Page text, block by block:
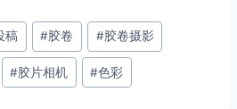
稿 #胶卷 #胶卷摄影
#胶片相机 #色彩